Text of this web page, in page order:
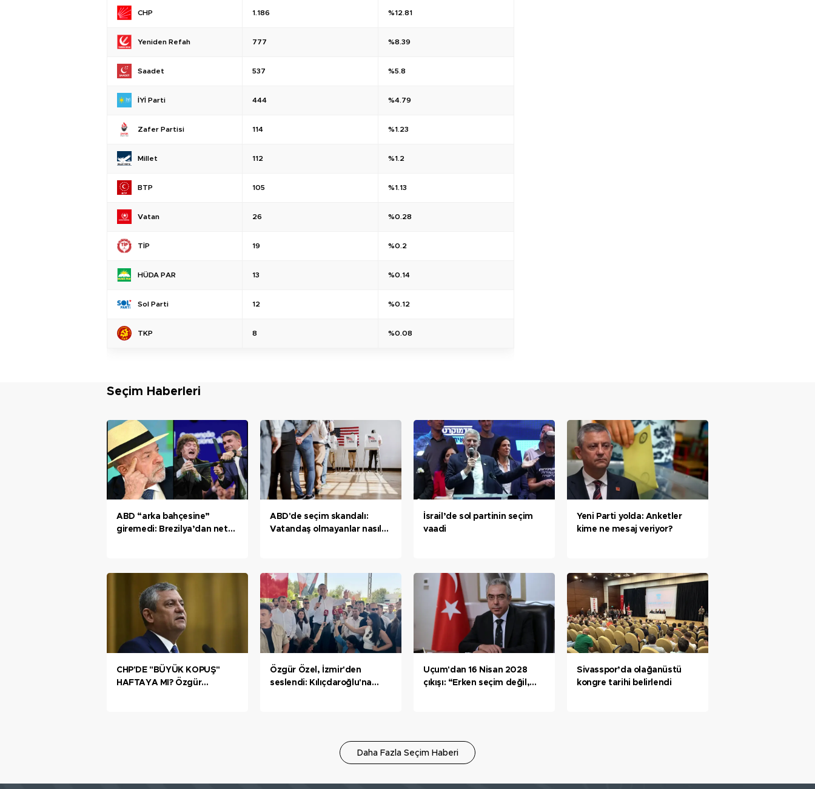
CHP 1.186 %12.81
Yeniden Refah 777 %8.39
Saadet 537 %5.8
İYİ Parti 444 %4.79
Zafer Partisi 114 %1.23
Millet 112 %1.2
BTP 105 %1.13
Vatan 26 %0.28
TİP 19 %0.2
HÜDA PAR 13 %0.14
Sol Parti 12 %0.12
TKP 8 %0.08
Seçim Haberleri
ABD “arka bahçesine”
giremedi: Brezilya’dan net
ABD'de seçim skandalı:
Vatandaş olmayanlar nasıl
İsrail’de sol partinin seçim
vaadi
Yeni Parti yolda: Anketler
kime ne mesaj veriyor?
CHP'DE "BÜYÜK KOPUŞ"
HAFTAYA MI? Özgür
Özgür Özel, İzmir'den
seslendi: Kılıçdaroğlu'na
Uçum'dan 16 Nisan 2028
çıkışı: “Erken seçim değil,
Sivasspor’da olağanüstü
kongre tarihi belirlendi
Daha Fazla Seçim Haberi